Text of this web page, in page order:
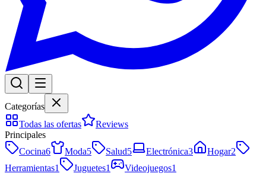
Categorías
Todas las ofertas
Reviews
Principales
Cocina6 Moda5 Salud5 Electrónica3 Hogar2
Herramientas1 Juguetes1 Videojuegos1